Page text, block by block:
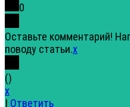
0
Оставьте комментарий!
поводу статьи.x
()
x
| Ответить